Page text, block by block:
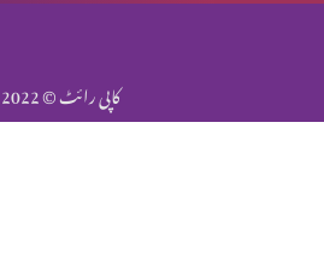
کاپی رائٹ © 2022 زندگی ٹی وی۔ جملہ حقوق محفوظ ہیں